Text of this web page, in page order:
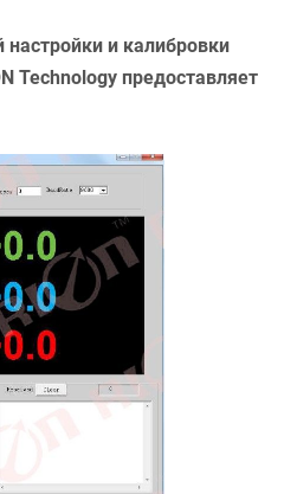
и калибровки
Technology предоставляет